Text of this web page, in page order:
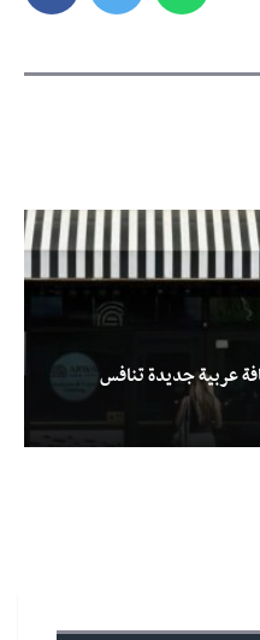
عربية جديدة تنافس